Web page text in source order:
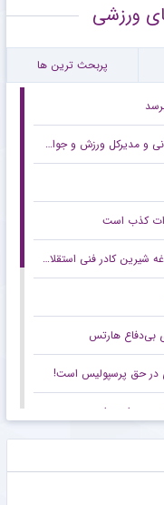
ورزشی
پربحث ترین ها
دومین اردوی آماده‌سازی تیم ملی آقایان در همدان
کذب است
فنی استقلال در آستانه آغاز لیگ
در حق پرسپولیس است!
سهراب برای پست حساس!